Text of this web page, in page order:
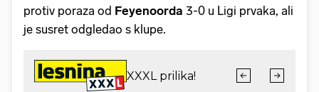
protiv poraza od Feyenoorda 3-0 u Ligi prvaka, ali
je susret odgledao s klupe.